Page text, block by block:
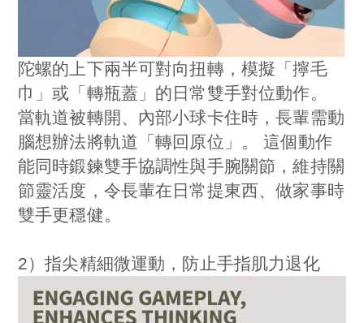
陀螺的上下兩半可對向扭轉，模擬「擰毛
巾」或「轉瓶蓋」的日常雙手對位動作。
當軌道被轉開、內部小球卡住時，長輩需動
腦想辦法將軌道「轉回原位」。 這個動作
能同時鍛鍊雙手協調性與手腕關節，維持關
節靈活度，令長輩在日常提東西、做家事時
雙手更穩健。
2）指尖精細微運動，防止手指肌力退化